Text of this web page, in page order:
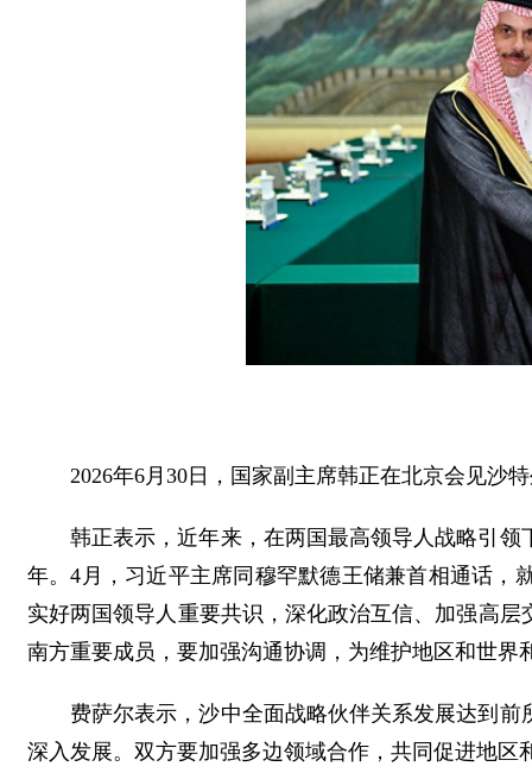
2026年6月30日，国家副主席韩正在北京会见沙
韩正表示，近年来，在两国最高领导人战略引
年。4月，习近平主席同穆罕默德王储兼首相通话，
实好两国领导人重要共识，深化政治互信、加强高
南方重要成员，要加强沟通协调，为维护地区和世界
费萨尔表示，沙中全面战略伙伴关系发展达到
深入发展。双方要加强多边领域合作，共同促进地区